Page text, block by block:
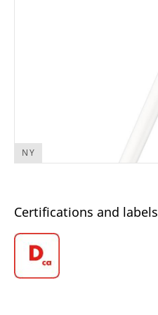
NY
Certifications and labels